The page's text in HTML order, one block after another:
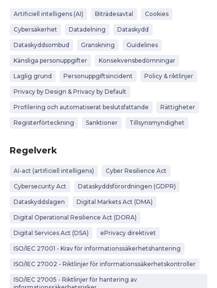
Artificiell intelligens (AI) Biträdesavtal Cookies
Cybersäkerhet Datadelning Dataskydd
Dataskyddsombud Granskning Guidelines
Känsliga personuppgifter Konsekvensbedömningar
Laglig grund Personuppgiftsincident Policy & riktlinjer
Privacy by Design & Privacy by Default
Profilering och automatiserat beslutsfattande Rättigheter
Registerförteckning Sanktioner Tillsynsmyndighet
Regelverk
AI-act (artificiell intelligens) Cyber Resilience Act
Cybersecurity Act Dataskyddsförordningen (GDPR)
Dataskyddslagen Digital Markets Act (DMA)
Digital Operational Resilience Act (DORA)
Digital Services Act (DSA) ePrivacy direktivet
ISO/IEC 27001 - Krav för informationssäkerhetshantering
ISO/IEC 27002 - Riktlinjer för informationssäkerhetskontroller
ISO/IEC 27005 - Riktlinjer för hantering av